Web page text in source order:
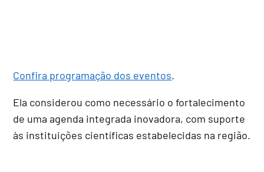
Confira programação dos eventos.
Ela considerou como necessário o fortalecimento
de uma agenda integrada inovadora, com suporte
às instituições científicas estabelecidas na região.